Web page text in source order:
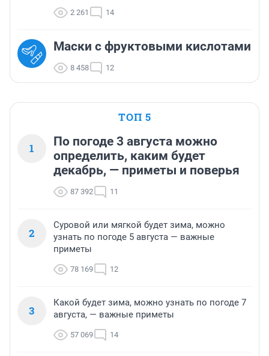
2 261 14
Маски с фруктовыми кислотами
8 458 12
ТОП 5
1
По погоде 3 августа можно
определить, каким будет
декабрь, — приметы и поверья
87 392 11
2
Суровой или мягкой будет зима, можно
узнать по погоде 5 августа — важные
приметы
78 169 12
3
Какой будет зима, можно узнать по погоде 7
августа, — важные приметы
57 069 14